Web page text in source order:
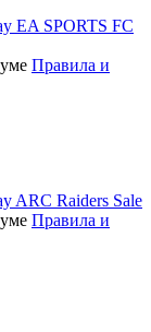
EA SPORTS FC
Правила и
ARC Raiders Sale
Правила и